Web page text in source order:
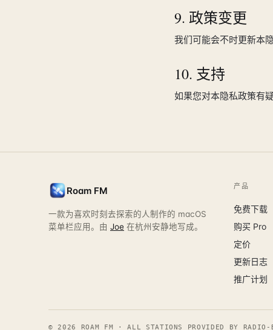
9. 政策变更
我们可能会不时更新本
10. 支持
如果您对本隐私政策有
Roam FM
一款为喜欢时刻去探索的人制作的 macOS
菜单栏应用。由 Joe 在杭州安静地写成。
产品
免费下载
购买 Pro
定价
更新日志
推广计划
©2026 ROAM FM · ALL STATIONS PROVIDED BY RADIO-